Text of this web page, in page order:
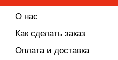
О нас
Как сделать заказ
Оплата и доставка